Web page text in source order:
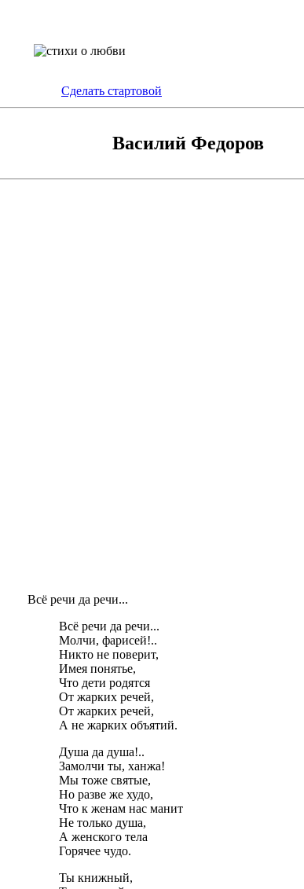
Сделать стартовой
Василий Федоров
Всё речи да речи...
Всё речи да речи...
Молчи, фарисей!..
Никто не поверит,
Имея понятье,
Что дети родятся
От жарких речей,
От жарких речей,
А не жарких объятий.
Душа да душа!..
Замолчи ты, ханжа!
Мы тоже святые,
Но разве же худо,
Что к женам нас манит
Не только душа,
А женского тела
Горячее чудо.
Ты книжный,